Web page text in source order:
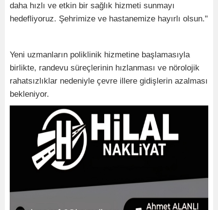
daha hızlı ve etkin bir sağlık hizmeti sunmayı
hedefliyoruz. Şehrimize ve hastanemize hayırlı olsun."
Yeni uzmanların poliklinik hizmetine başlamasıyla
birlikte, randevu süreçlerinin hızlanması ve nörolojik
rahatsızlıklar nedeniyle çevre illere gidişlerin azalması
bekleniyor.